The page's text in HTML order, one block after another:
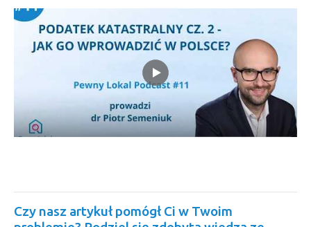
Czy nasz artykuł pomógł Ci w Twoim